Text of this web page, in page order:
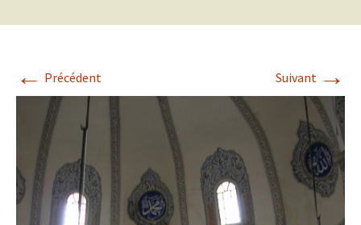
← Précédent Suivant →